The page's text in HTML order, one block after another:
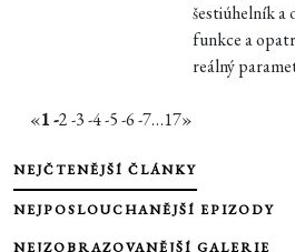
šestiúhelník a
funkce a
reálný
«1 -2 -3 -4 -5 -6 -7…17»
NEJČTENĚJŠÍ ČLÁNKY
NEJPOSLOUCHANĚJŠÍ EPIZODY
NEJZOBRAZOVANĚJŠÍ GALERIE